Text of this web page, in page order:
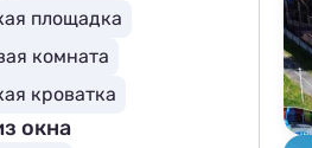
площадка
комната
кроватка
окна